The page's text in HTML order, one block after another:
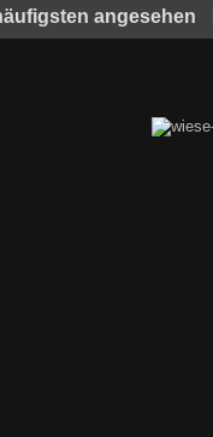
angesehen